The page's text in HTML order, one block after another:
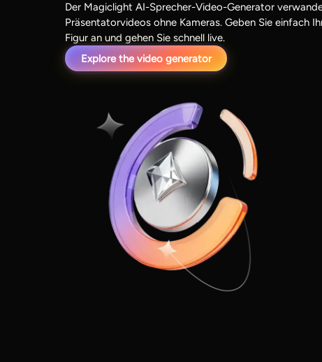
Der Magiclight AI-Sprecher-Video-Generator
Präsentatorvideos ohne Kameras. Geben Sie einfach
Figur an und gehen Sie schnell live.
Explore the video generator